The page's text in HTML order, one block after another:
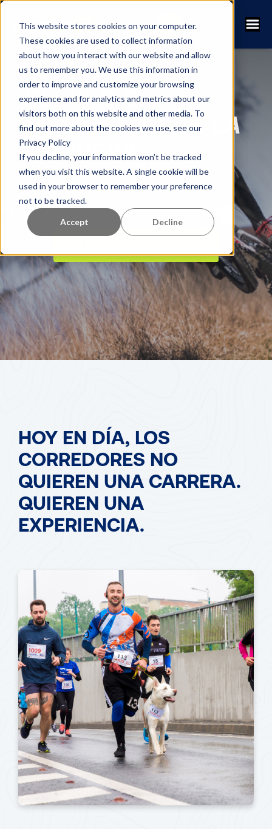
This website stores cookies on your computer.
These cookies are used to collect information
about how you interact with our website and allow
us to remember you. We use this information in
order to improve and customize your browsing
experience and for analytics and metrics about our
visitors both on this website and other media. To
find out more about the cookies we use, see our
Privacy Policy
If you decline, your information won’t be tracked
when you visit this website. A single cookie will be
used in your browser to remember your preference
not to be tracked.
Accept Decline
ELEVAR EL
RECORRIDO DE LA
CARRERA
ESTO ES LO QUE IMPORTA A LOS
ATLETAS DE HOY.
HOY EN DÍA, LOS
CORREDORES NO
QUIEREN UNA CARRERA.
QUIEREN UNA
EXPERIENCIA.